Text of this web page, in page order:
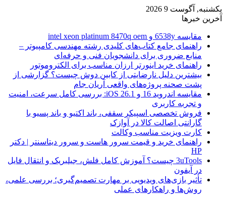
یکشنبه, آگوست 9 2026
آخرین خبرها
مقایسه 6538y و intel xeon platinum 8470q oem
راهنمای جامع کتاب‌های کلیدی رشته مهندسی کامپیوتر –
منابع ضروری برای دانشجویان فنی و حرفه‌ای
راهنمای خرید اینورتر ارزان مناسب برای الکتروموتور
بیشترین دلیل نارضایتی از کابین دوش چیست؟ گزارشی از
پشت صحنه پروژه‌های واقعی آریان جام
مقایسه اندروید 16 و iOS 26.1: بررسی کامل سرعت، امنیت
و تجربه کاربری
فروش تخصصی اسپیکر سقفی، باند اکتیو و باند پسیو با
گارانتی اصالت کالا در آوازک
کارت ویزیت مناسب وکالت
راهنمای خرید و قیمت سرور هاست و سرور دیتاسنتر | دکتر
HP
3uTools چیست؟ آموزش کامل فلش، جیلبریک و انتقال فایل
در آیفون
تأثیر بازی‌های ویدیویی بر مهارت تصمیم‌گیری؛ بررسی علمی،
روش‌ها و راهکارهای عملی